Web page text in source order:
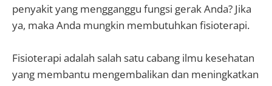
penyakit yang mengganggu fungsi gerak Anda? Jika
ya, maka Anda mungkin membutuhkan fisioterapi.
Fisioterapi adalah salah satu cabang ilmu kesehatan
yang membantu mengembalikan dan meningkatkan